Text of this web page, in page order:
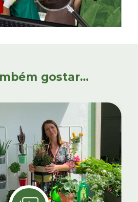
gostar...